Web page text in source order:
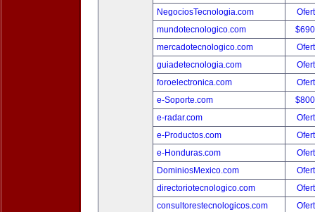
NegociosTecnologia.com
mundotecnologico.com
mercadotecnologico.com
guiadetecnologia.com
foroelectronica.com
e-Soporte.com
e-radar.com
e-Productos.com
e-Honduras.com
DominiosMexico.com
directoriotecnologico.com
consultorestecnologicos.com